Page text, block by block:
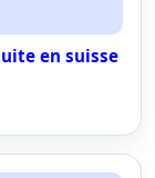
en suisse